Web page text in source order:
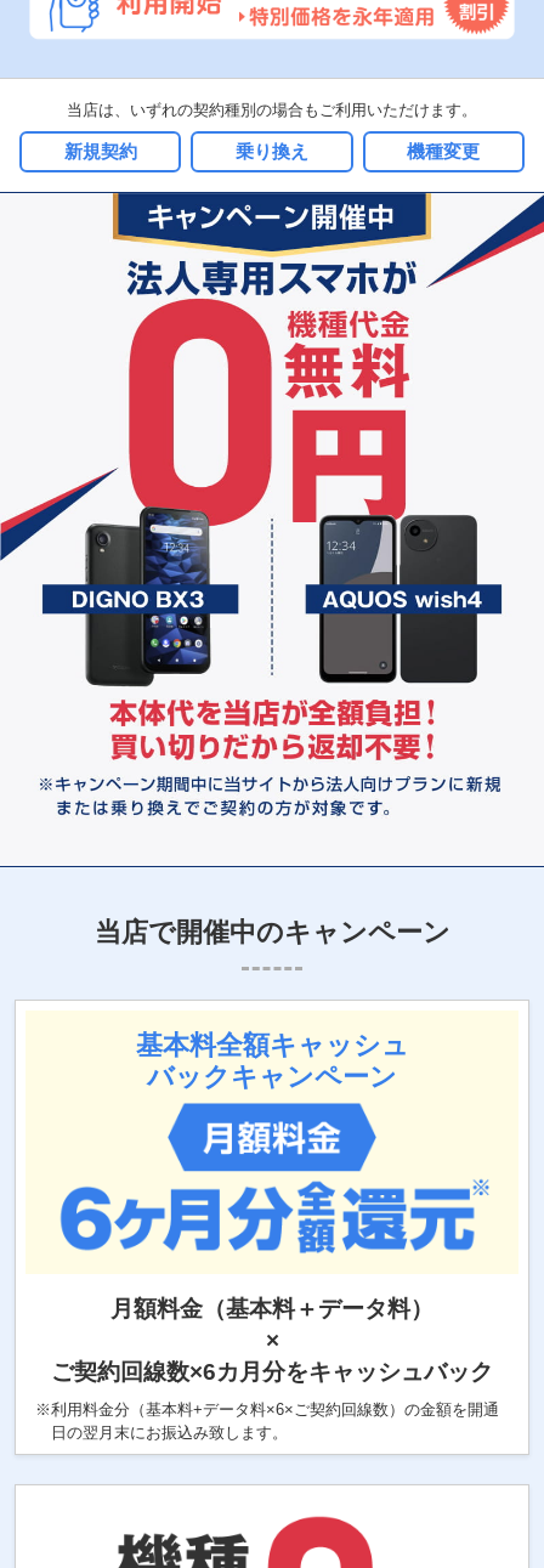
当店は、いずれの契約種別の場合も ご利用いただけます。
新規契約 乗り換え 機種変更
当店で開催中のキャンペーン
基本料全額キャッシュ
バックキャンペーン
月額料金（基本料＋データ料）
×
ご契約回線数×6カ月分をキャッシュバック
※利用料金分（基本料+データ料×6×ご契約回線数）の金額を開通
日の翌月末にお振込み致します。